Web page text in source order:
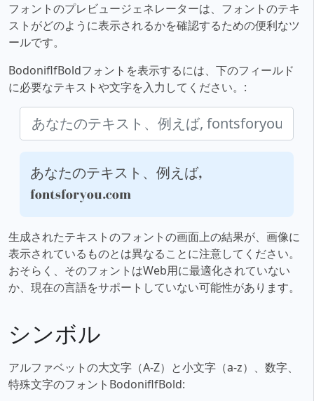
フォントのプレビュージェネレーターは、フォントのテキ
ストがどのように表示されるかを確認するための便利なツ
ールです。
BodoniflfBoldフォントを表示するには、下のフィールド
に必要なテキストや文字を入力してください。:
あなたのテキスト、例えば,
fontsforyou.com
生成されたテキストのフォントの画面上の結果が、画像に
表示されているものとは異なることに注意してください。
おそらく、そのフォントはWeb用に最適化されていない
か、現在の言語をサポートしていない可能性があります。
シンボル
アルファベットの大文字（A-Z）と小文字（a-z）、数字、
特殊文字のフォントBodoniflfBold: